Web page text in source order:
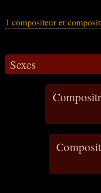
1 compositeur et
Sexes